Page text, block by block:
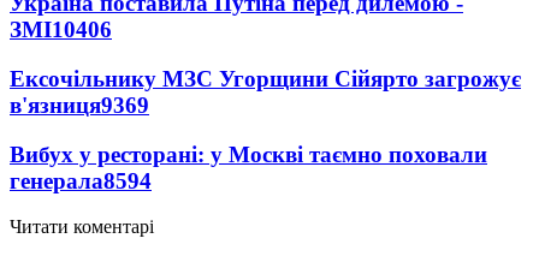
ЗМІ10406
Ексочільнику МЗС Угорщини Сійярто загрожує
в'язниця9369
Вибух у ресторані: у Москві таємно поховали
генерала8594
Читати коментарі